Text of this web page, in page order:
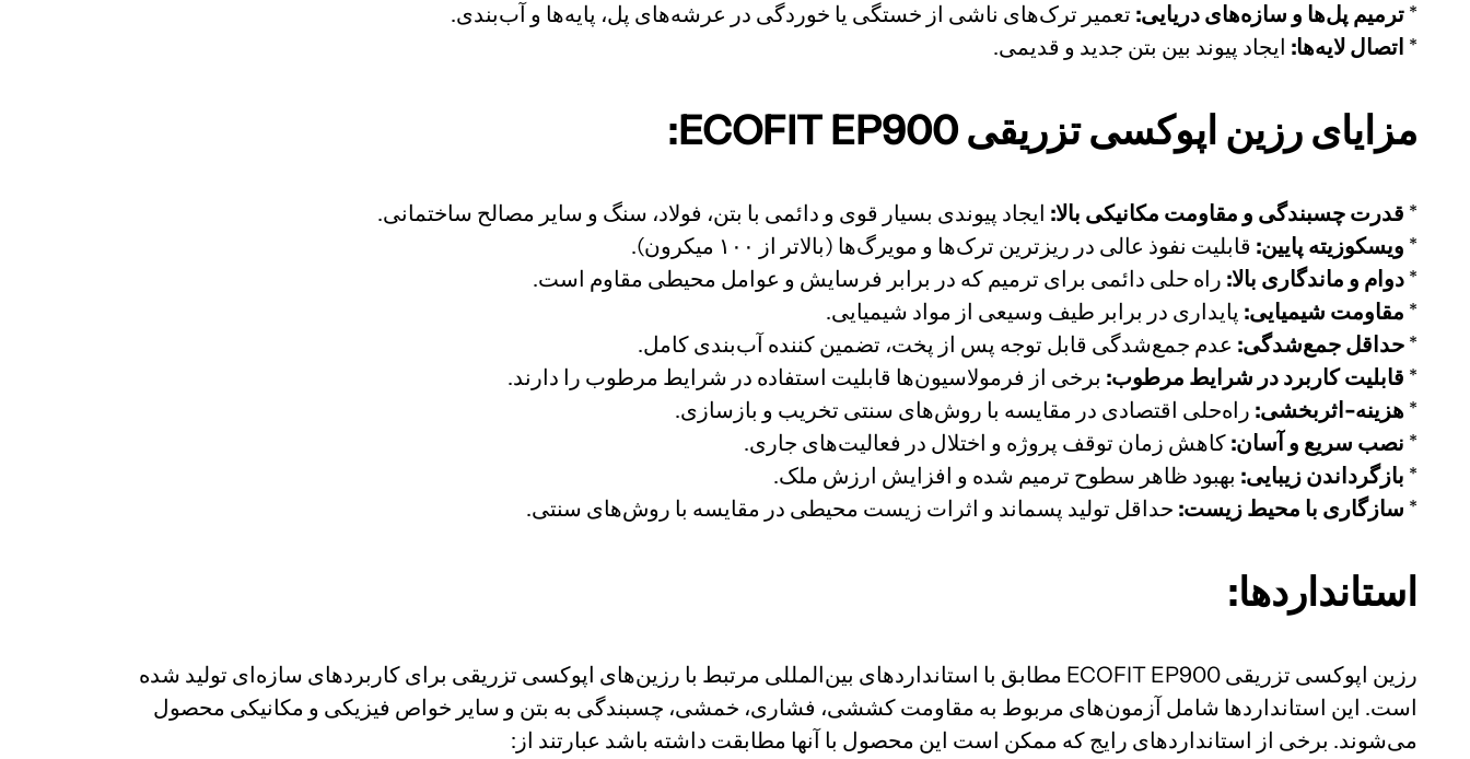
* ترمیم پل‌ها و سازه‌های دریایی: تعمیر ترک‌های ناشی از خستگی یا خوردگی در عرشه‌های پل، پایه‌ها و آب‌بندی.
* اتصال لایه‌ها: ایجاد پیوند بین بتن جدید و قدیمی.
مزایای رزین اپوکسی تزریقی ECOFIT EP900:
* قدرت چسبندگی و مقاومت مکانیکی بالا: ایجاد پیوندی بسیار قوی و دائمی با بتن، فولاد، سنگ و سایر مصالح ساختمانی.
* ویسکوزیته پایین: قابلیت نفوذ عالی در ریزترین ترک‌ها و مویرگ‌ها (بالاتر از ۱۰۰ میکرون).
* دوام و ماندگاری بالا: راه حلی دائمی برای ترمیم که در برابر فرسایش و عوامل محیطی مقاوم است.
* مقاومت شیمیایی: پایداری در برابر طیف وسیعی از مواد شیمیایی.
* حداقل جمع‌شدگی: عدم جمع‌شدگی قابل توجه پس از پخت، تضمین کننده آب‌بندی کامل.
* قابلیت کاربرد در شرایط مرطوب: برخی از فرمولاسیون‌ها قابلیت استفاده در شرایط مرطوب را دارند.
* هزینه-اثربخشی: راه‌حلی اقتصادی در مقایسه با روش‌های سنتی تخریب و بازسازی.
* نصب سریع و آسان: کاهش زمان توقف پروژه و اختلال در فعالیت‌های جاری.
* بازگرداندن زیبایی: بهبود ظاهر سطوح ترمیم شده و افزایش ارزش ملک.
* سازگاری با محیط زیست: حداقل تولید پسماند و اثرات زیست محیطی در مقایسه با روش‌های سنتی.
استانداردها:
رزین اپوکسی تزریقی ECOFIT EP900 مطابق با استانداردهای بین‌المللی مرتبط با رزین‌های اپوکسی تزریقی برای کاربردهای سازه‌ای تولید شده
است. این استانداردها شامل آزمون‌های مربوط به مقاومت کششی، فشاری، خمشی، چسبندگی به بتن و سایر خواص فیزیکی و مکانیکی محصول
می‌شوند. برخی از استانداردهای رایج که ممکن است این محصول با آنها مطابقت داشته باشد عبارتند از: